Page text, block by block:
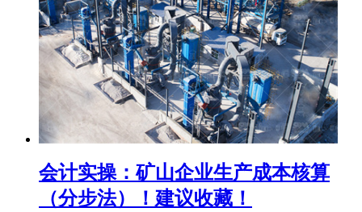
会计实操：矿山企业生产成本核算
（分步法）！建议收藏！